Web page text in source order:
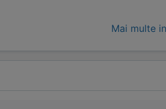
Mai multe